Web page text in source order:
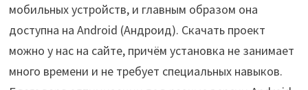
мобильных устройств, и главным образом она
доступна на Android (Андроид). Скачать проект
можно у нас на сайте, причём установка не занимает
много времени и не требует специальных навыков.